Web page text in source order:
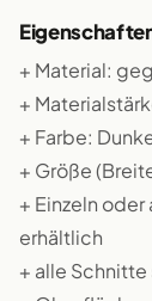
+ Material:
+
+ Farbe:
+ Größe
+ Einzeln
erhältlich
+ alle